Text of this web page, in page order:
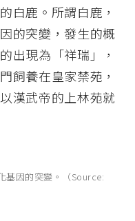
白鹿。所謂白鹿，
的突變，發生的概
出現為「祥瑞」，
飼養在皇家禁苑，
漢武帝的上林苑就
基因的突變。（Source: